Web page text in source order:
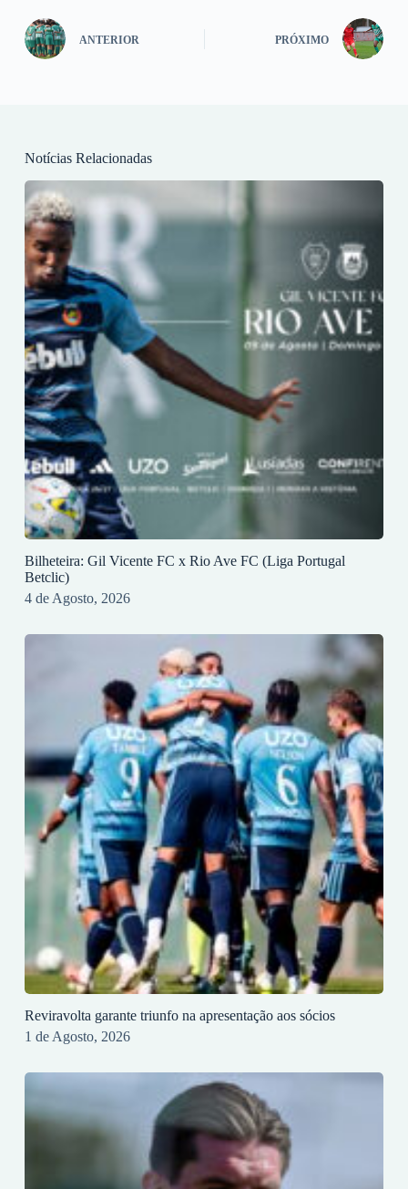
ANTERIOR PRÓXIMO
Notícias Relacionadas
Bilheteira: Gil Vicente FC x Rio Ave FC (Liga Portugal
Betclic)
4 de Agosto, 2026
Reviravolta garante triunfo na apresentação aos sócios
1 de Agosto, 2026